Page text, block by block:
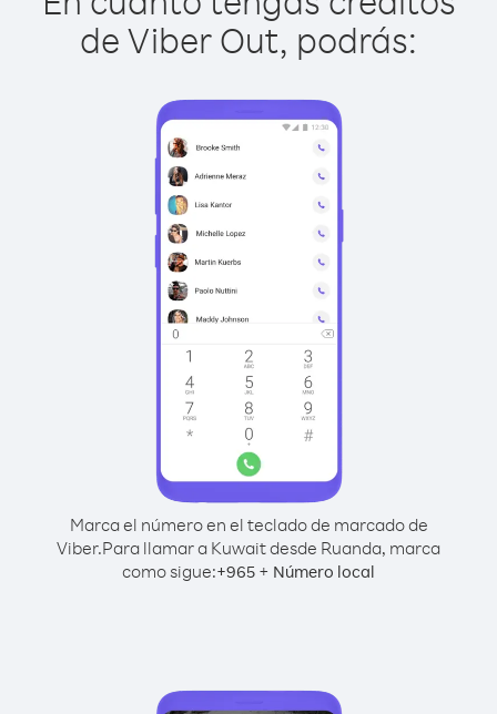
de Viber Out, podrás:
Marca el número en el teclado de marcado de
Viber.Para llamar a Kuwait desde Ruanda, marca
como sigue:+965 + Número local